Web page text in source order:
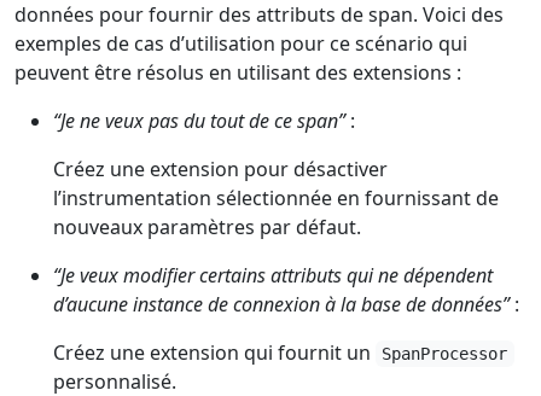
données pour fournir des attributs de span. Voici des
exemples de cas d’utilisation pour ce scénario qui
peuvent être résolus en utilisant des extensions :
“Je ne veux pas du tout de ce span”:
Créez une extension pour désactiver
l’instrumentation sélectionnée en fournissant de
nouveaux paramètres par défaut.
“Je veux modifier certains attributs qui ne dépendent
d’aucune instance de connexion à la base de données”:
Créez une extension qui fournit un
SpanProcessor
personnalisé.